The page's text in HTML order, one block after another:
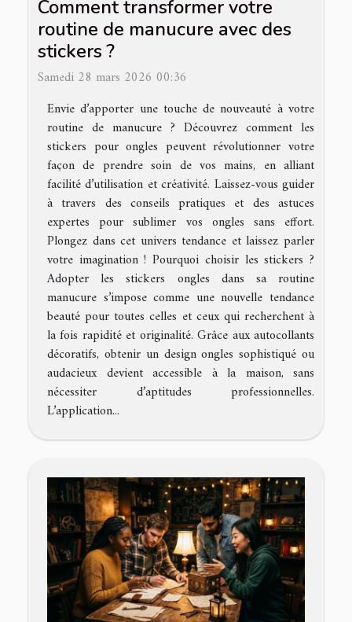
Comment transformer votre
routine de manucure avec des
stickers ?
Samedi 28 mars 2026 00:36
Envie d’apporter une touche de nouveauté à votre
routine de manucure ? Découvrez comment les
stickers pour ongles peuvent révolutionner votre
façon de prendre soin de vos mains, en alliant
facilité d’utilisation et créativité. Laissez-vous guider
à travers des conseils pratiques et des astuces
expertes pour sublimer vos ongles sans effort.
Plongez dans cet univers tendance et laissez parler
votre imagination ! Pourquoi choisir les stickers ?
Adopter les stickers ongles dans sa routine
manucure s’impose comme une nouvelle tendance
beauté pour toutes celles et ceux qui recherchent à
la fois rapidité et originalité. Grâce aux autocollants
décoratifs, obtenir un design ongles sophistiqué ou
audacieux devient accessible à la maison, sans
nécessiter d’aptitudes professionnelles.
L’application...